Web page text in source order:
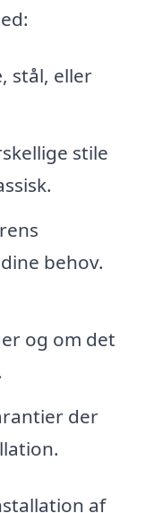
stål, eller
stile
behov.
og om det
der
af